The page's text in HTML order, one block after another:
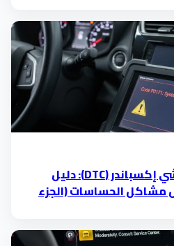
أكواد أعطال ميتسوبيشي إكسباندر (DTC): دليل
مشاكل الحساسات (الجزء